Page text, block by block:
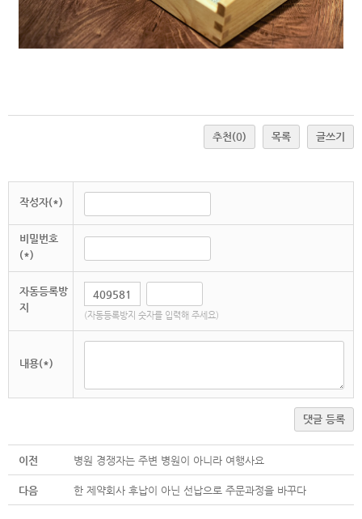
추천(0) 목록 글쓰기
작성자(*)
비밀번호
(*)
자동등록방
지
(자동등록방지 숫자를 입력해 주세요)
내용(*)
댓글 등록
이전 병원 경쟁자는 주변 병원이 아니라 여행사요
다음 한 제약회사 후납이 아닌 선납으로 주문과정을 바꾸다